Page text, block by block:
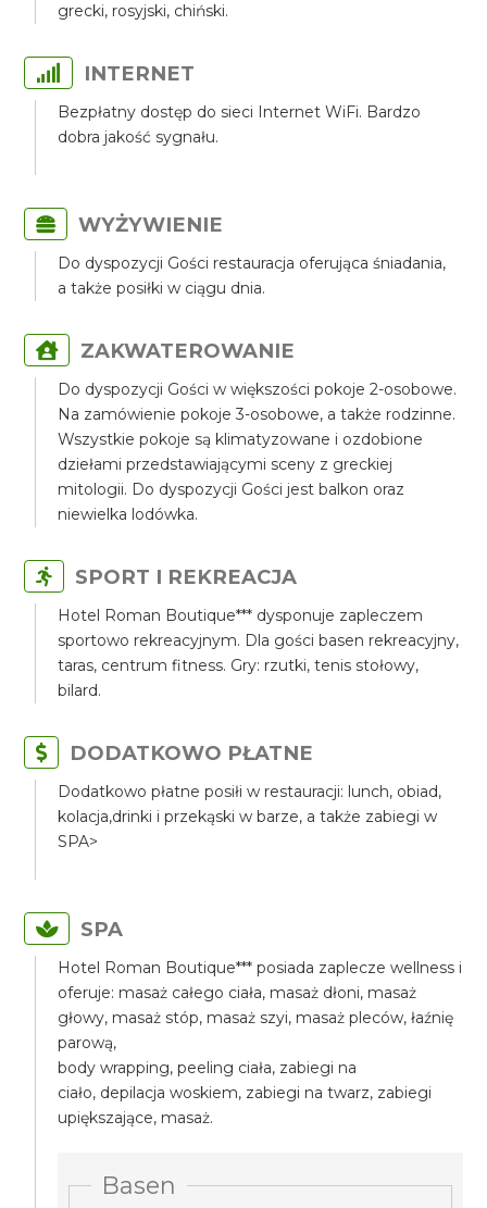
grecki, rosyjski, chiński.
INTERNET
Bezpłatny dostęp do sieci Internet WiFi. Bardzo
dobra jakość sygnału.
WYŻYWIENIE
Do dyspozycji Gości restauracja oferująca śniadania,
a także posiłki w ciągu dnia.
ZAKWATEROWANIE
Do dyspozycji Gości w większości pokoje 2-osobowe.
Na zamówienie pokoje 3-osobowe, a także rodzinne.
Wszystkie pokoje są klimatyzowane i ozdobione
dziełami przedstawiającymi sceny z greckiej
mitologii. Do dyspozycji Gości jest balkon oraz
niewielka lodówka.
SPORT I REKREACJA
Hotel Roman Boutique*** dysponuje zapleczem
sportowo rekreacyjnym. Dla gości basen rekreacyjny,
taras, centrum fitness. Gry: rzutki, tenis stołowy,
bilard.
DODATKOWO PŁATNE
Dodatkowo płatne posiłi w restauracji: lunch, obiad,
kolacja,drinki i przekąski w barze, a także zabiegi w
SPA>
SPA
Hotel Roman Boutique*** posiada zaplecze wellness i
oferuje: masaż całego ciała, masaż dłoni, masaż
głowy, masaż stóp, masaż szyi, masaż pleców, łaźnię
parową,
body wrapping, peeling ciała, zabiegi na
ciało, depilacja woskiem, zabiegi na twarz, zabiegi
upiększające, masaż.
Basen